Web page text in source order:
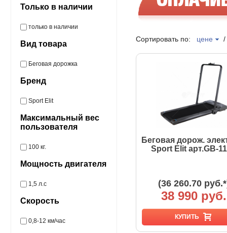
Только в наличии
только в наличии
Вид товара
Беговая дорожка
Бренд
Sport Elit
Максимальный вес
пользователя
100 кг.
Мощность двигателя
1,5 л.с
Скорость
0,8-12 км/час
Сортировать по: цене
Беговая дорож.
Sport Elit арт.GB-
(36 260.70
38 990 руб.
КУПИТЬ